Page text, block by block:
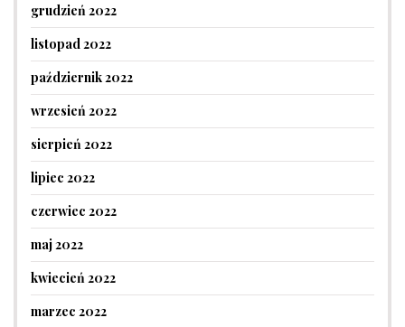
grudzień 2022
listopad 2022
październik 2022
wrzesień 2022
sierpień 2022
lipiec 2022
czerwiec 2022
maj 2022
kwiecień 2022
marzec 2022